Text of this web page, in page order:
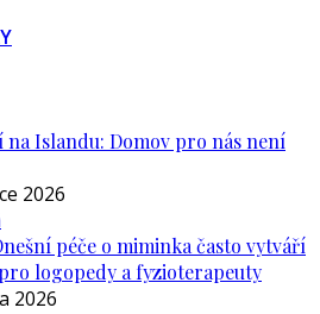
na Islandu: Domov pro nás není
2026
péče o miminka často vytváří
logopedy a fyzioterapeuty
2026